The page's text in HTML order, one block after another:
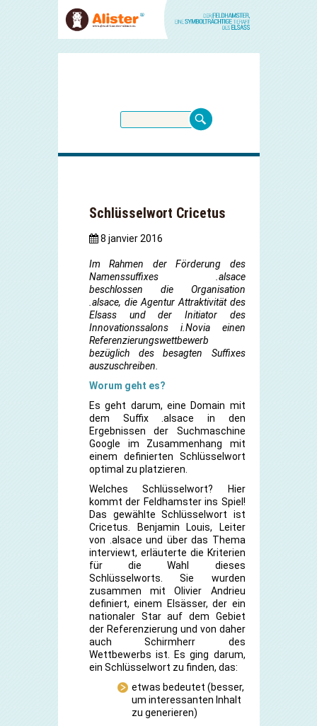
Schlüsselwort Cricetus
8 janvier 2016
Im Rahmen der Förderung des
Namenssuffixes .alsace
beschlossen die Organisation
.alsace, die Agentur Attraktivität des
Elsass und der Initiator des
Innovationssalons i.Novia einen
Referenzierungswettbewerb
bezüglich des besagten Suffixes
auszuschreiben.
Worum geht es?
Es geht darum, eine Domain mit
dem Suffix .alsace in den
Ergebnissen der Suchmaschine
Google im Zusammenhang mit
einem definierten Schlüsselwort
optimal zu platzieren.
Welches Schlüsselwort? Hier
kommt der Feldhamster ins Spiel!
Das gewählte Schlüsselwort ist
Cricetus. Benjamin Louis, Leiter
von .alsace und über das Thema
interviewt, erläuterte die Kriterien
für die Wahl dieses
Schlüsselworts. Sie wurden
zusammen mit Olivier Andrieu
definiert, einem Elsässer, der ein
nationaler Star auf dem Gebiet
der Referenzierung und von daher
auch Schirmherr des
Wettbewerbs ist. Es ging darum,
ein Schlüsselwort zu finden, das:
etwas bedeutet (besser,
um interessanten Inhalt
zu generieren)